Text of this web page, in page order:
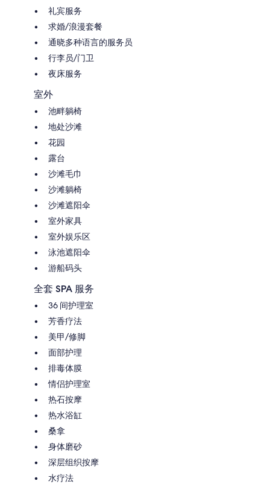
礼宾服务
求婚/浪漫套餐
通晓多种语言的服务员
行李员/门卫
夜床服务
室外
池畔躺椅
地处沙滩
花园
露台
沙滩毛巾
沙滩躺椅
沙滩遮阳伞
室外家具
室外娱乐区
泳池遮阳伞
游船码头
全套 SPA 服务
36 间护理室
芳香疗法
美甲/修脚
面部护理
排毒体膜
情侣护理室
热石按摩
热水浴缸
桑拿
身体磨砂
深层组织按摩
水疗法